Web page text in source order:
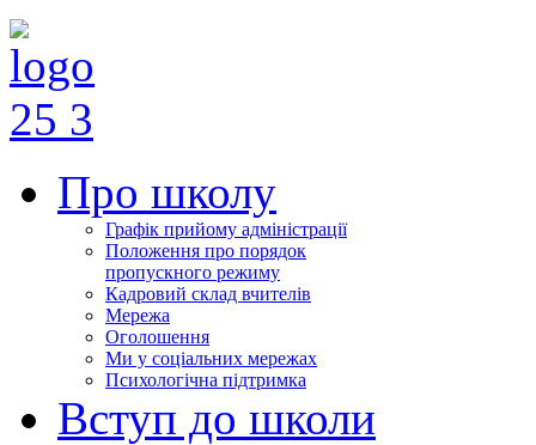
Про школу
Графік прийому адміністрації
Положення про порядок
пропускного режиму
Кадровий склад вчителів
Мережа
Оголошення
Ми у соціальних мережах
Психологічна підтримка
Вступ до школи